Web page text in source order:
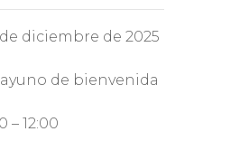
diciembre de 2025
de bienvenida
– 12:00